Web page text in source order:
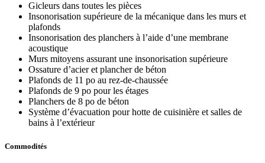
Gicleurs dans toutes les pièces
Insonorisation supérieure de la mécanique dans les murs et
plafonds
Insonorisation des planchers à l’aide d’une membrane
acoustique
Murs mitoyens assurant une insonorisation supérieure
Ossature d’acier et plancher de béton
Plafonds de 11 po au rez-de-chaussée
Plafonds de 9 po pour les étages
Planchers de 8 po de béton
Système d’évacuation pour hotte de cuisinière et salles de
bains à l’extérieur
Commodités